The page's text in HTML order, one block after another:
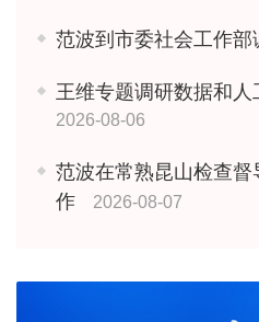
范波到市委社会工作部
王维专题调研数据和人
2026-08-06
范波在常熟昆山检查督
作
2026-08-07